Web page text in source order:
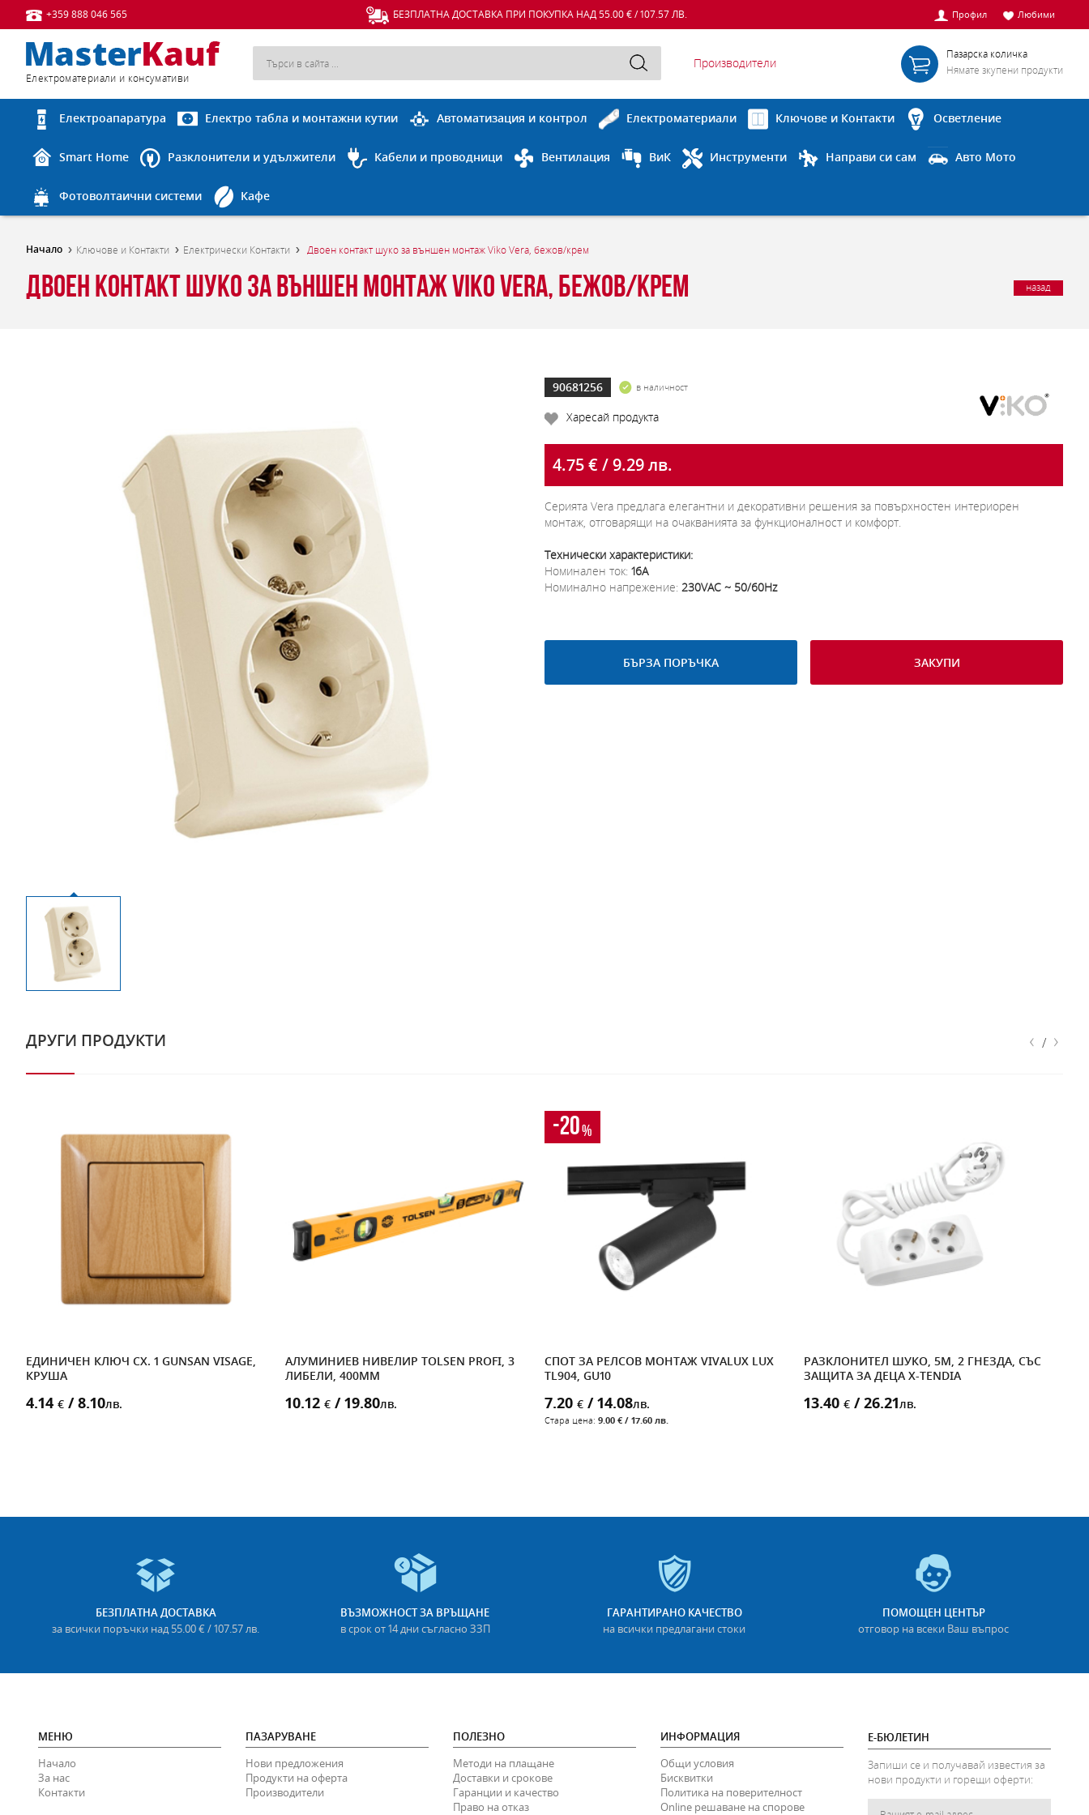
+359 888 046 565 Профил Любими
БЕЗПЛАТНА ДОСТАВКА ПРИ ПОКУПКА НАД 55.00 € / 107.57 ЛВ.
Eлектроматериали и консумативи
Пазарска количка
Нямате зкупени продукти
Производители
Електроапаратура Електро табла и монтажни кутии Автоматизация и контрол Електроматериали Ключове и Контакти Осветление
Smart Home Разклонители и удължители Кабели и проводници Вентилация ВиК Инструменти Направи си сам Авто Мото
Фотоволтаични системи Кафе
Начало Ключове и Контакти Електрически Контакти Двоен контакт шуко за външен монтаж Viko Vera, бежов/крем
Двоен контакт шуко за външен монтаж Viko Vera, бежов/крем назад
90681256 в наличност
Харесай продукта
4.75 € / 9.29 лв.
Серията Vera предлага елегантни и декоративни решения за повърхностен интериорен
монтаж, отговарящи на очакванията за функционалност и комфорт.
Технически характеристики:
Номинален ток: 16А
Номинално напрежение: 230VAC ~ 50/60Hz
БЪРЗА ПОРЪЧКА ЗАКУПИ
ДРУГИ ПРОДУКТИ ‹ / ›
ЕДИНИЧЕН КЛЮЧ СХ. 1 GUNSAN VISAGE,
КРУША
4.14 € / 8.10лв.
АЛУМИНИЕВ НИВЕЛИР TOLSEN PROFI, 3
ЛИБЕЛИ, 400MM
10.12 € / 19.80лв.
-20%
СПОТ ЗА РЕЛСОВ МОНТАЖ VIVALUX LUX
TL904, GU10
7.20 € / 14.08лв.
Стара цена: 9.00 € / 17.60 лв.
РАЗКЛОНИТЕЛ ШУКО, 5M, 2 ГНЕЗДА, СЪС
ЗАЩИТА ЗА ДЕЦА X-TENDIA
13.40 € / 26.21лв.
БЕЗПЛАТНА ДОСТАВКА
за всички поръчки над 55.00 € / 107.57 лв.
ВЪЗМОЖНОСТ ЗА ВРЪЩАНЕ
в срок от 14 дни съгласно ЗЗП
ГАРАНТИРАНО КАЧЕСТВО
на всички предлагани стоки
ПОМОЩЕН ЦЕНТЪР
отговор на всеки Ваш въпрос
МЕНЮ
Начало
За нас
Контакти
ПАЗАРУВАНЕ
Нови предложения
Продукти на оферта
Производители
ПОЛЕЗНО
Методи на плащане
Доставки и срокове
Гаранции и качество
Право на отказ
ИНФОРМАЦИЯ
Общи условия
Бисквитки
Политика на поверителност
Online решаване на спорове
Е-БЮЛЕТИН
Запиши се и получавай известия за
нови продукти и горещи оферти: